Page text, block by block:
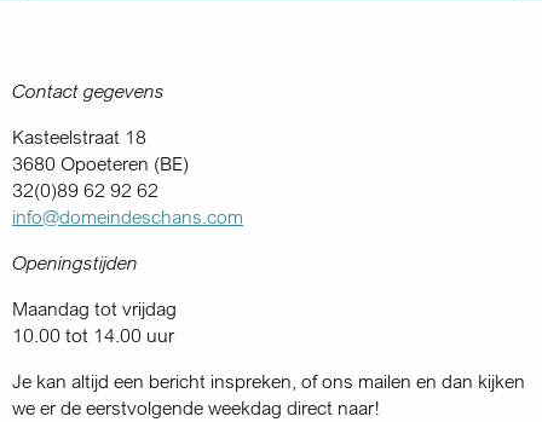
Contact gegevens
Kasteelstraat 18
3680 Opoeteren (BE)
32(0)89 62 92 62
info@domeindeschans.com
Openingstijden
Maandag tot vrijdag
10.00 tot 14.00 uur
Je kan altijd een bericht inspreken, of ons mailen en dan kijken
we er de eerstvolgende weekdag direct naar!